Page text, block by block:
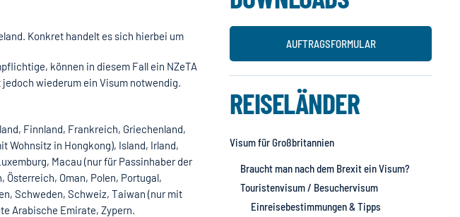
Konkret handelt es sich hierbei um
können in diesem Fall ein NZeTA
wiederum ein Visum notwendig.
Finnland, Frankreich, Griechenland,
Wohnsitz in Hongkong), Island, Irland,
Macau (nur für Passinhaber der
Oman, Polen, Portugal,
Schweden, Schweiz, Taiwan (nur mit
Arabische Emirate, Zypern.
AUFTRAGSFORMULAR
REISELÄNDER
Visum für Großbritannien
Braucht man nach dem Brexit ein Visum?
Touristenvisum / Besuchervisum
Einreisebestimmungen & Tipps